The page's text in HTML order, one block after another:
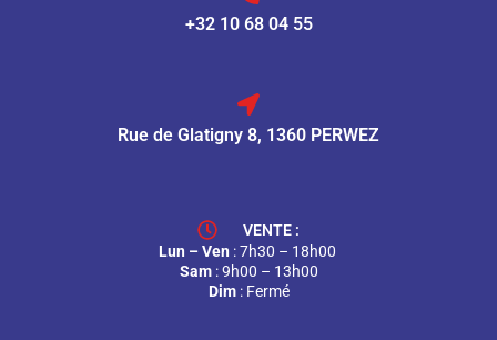
+32 10 68 04 55
Rue de Glatigny 8, 1360 PERWEZ
VENTE :
Lun – Ven : 7h30 – 18h00
Sam: 9h00 – 13h00
Dim: Fermé